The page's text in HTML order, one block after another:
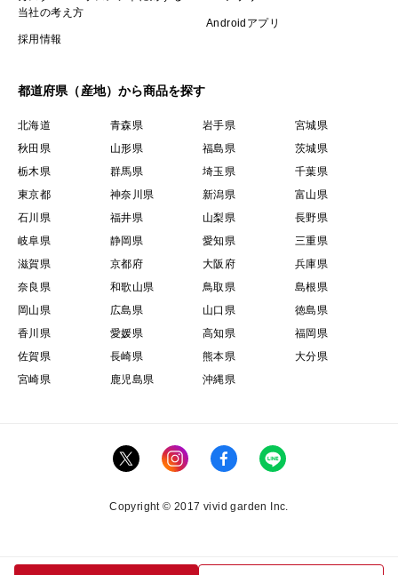
当社の考え方
採用情報
Androidアプリ
都道府県（産地）から商品を探す
北海道 青森県 岩手県
宮城県
秋田県
山形県 福島県
茨城県
栃木県
群馬県 埼玉県
千葉県
東京都
神奈川県 新潟県
富山県
石川県
福井県 山梨県
長野県
岐阜県
静岡県 愛知県
三重県
滋賀県
京都府 大阪府
兵庫県
奈良県
和歌山県 鳥取県
島根県
岡山県
広島県 山口県
徳島県
香川県
愛媛県 高知県
福岡県
佐賀県
長崎県 熊本県
大分県
宮崎県
鹿児島県 沖縄県
Copyright © 2017 vivid garden Inc.